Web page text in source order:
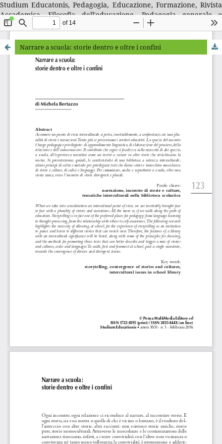
Studium Educatonis, Pedagogia, Educazione, Formazione, Rivista
Accademica, Filosofia dell'educazione, Pedagogia generale e
sociale, Storia della pedagogia, Letteratura per l'infanzia,
Didattica, Educatori, Docenti, Professionalità educative
Narrare a scuola: storie dentro e oltre i confini